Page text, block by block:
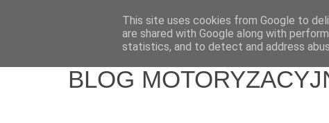
Wlepy Media O mnie Kontakt / Współpraca
BLOG
This site uses cookies from Google to
are shared with Google along with
statistics, and to detect and address